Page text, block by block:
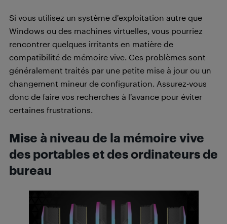
Si vous utilisez un système d’exploitation autre que
Windows ou des machines virtuelles, vous pourriez
rencontrer quelques irritants en matière de
compatibilité de mémoire vive. Ces problèmes sont
généralement traités par une petite mise à jour ou un
changement mineur de configuration. Assurez-vous
donc de faire vos recherches à l’avance pour éviter
certaines frustrations.
Mise à niveau de la mémoire vive
des portables et des ordinateurs de
bureau